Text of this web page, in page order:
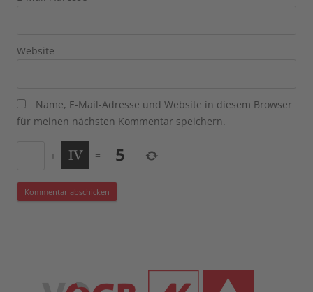
Website
Name, E-Mail-Adresse und Website in diesem Browser
für meinen nächsten Kommentar speichern.
+ =